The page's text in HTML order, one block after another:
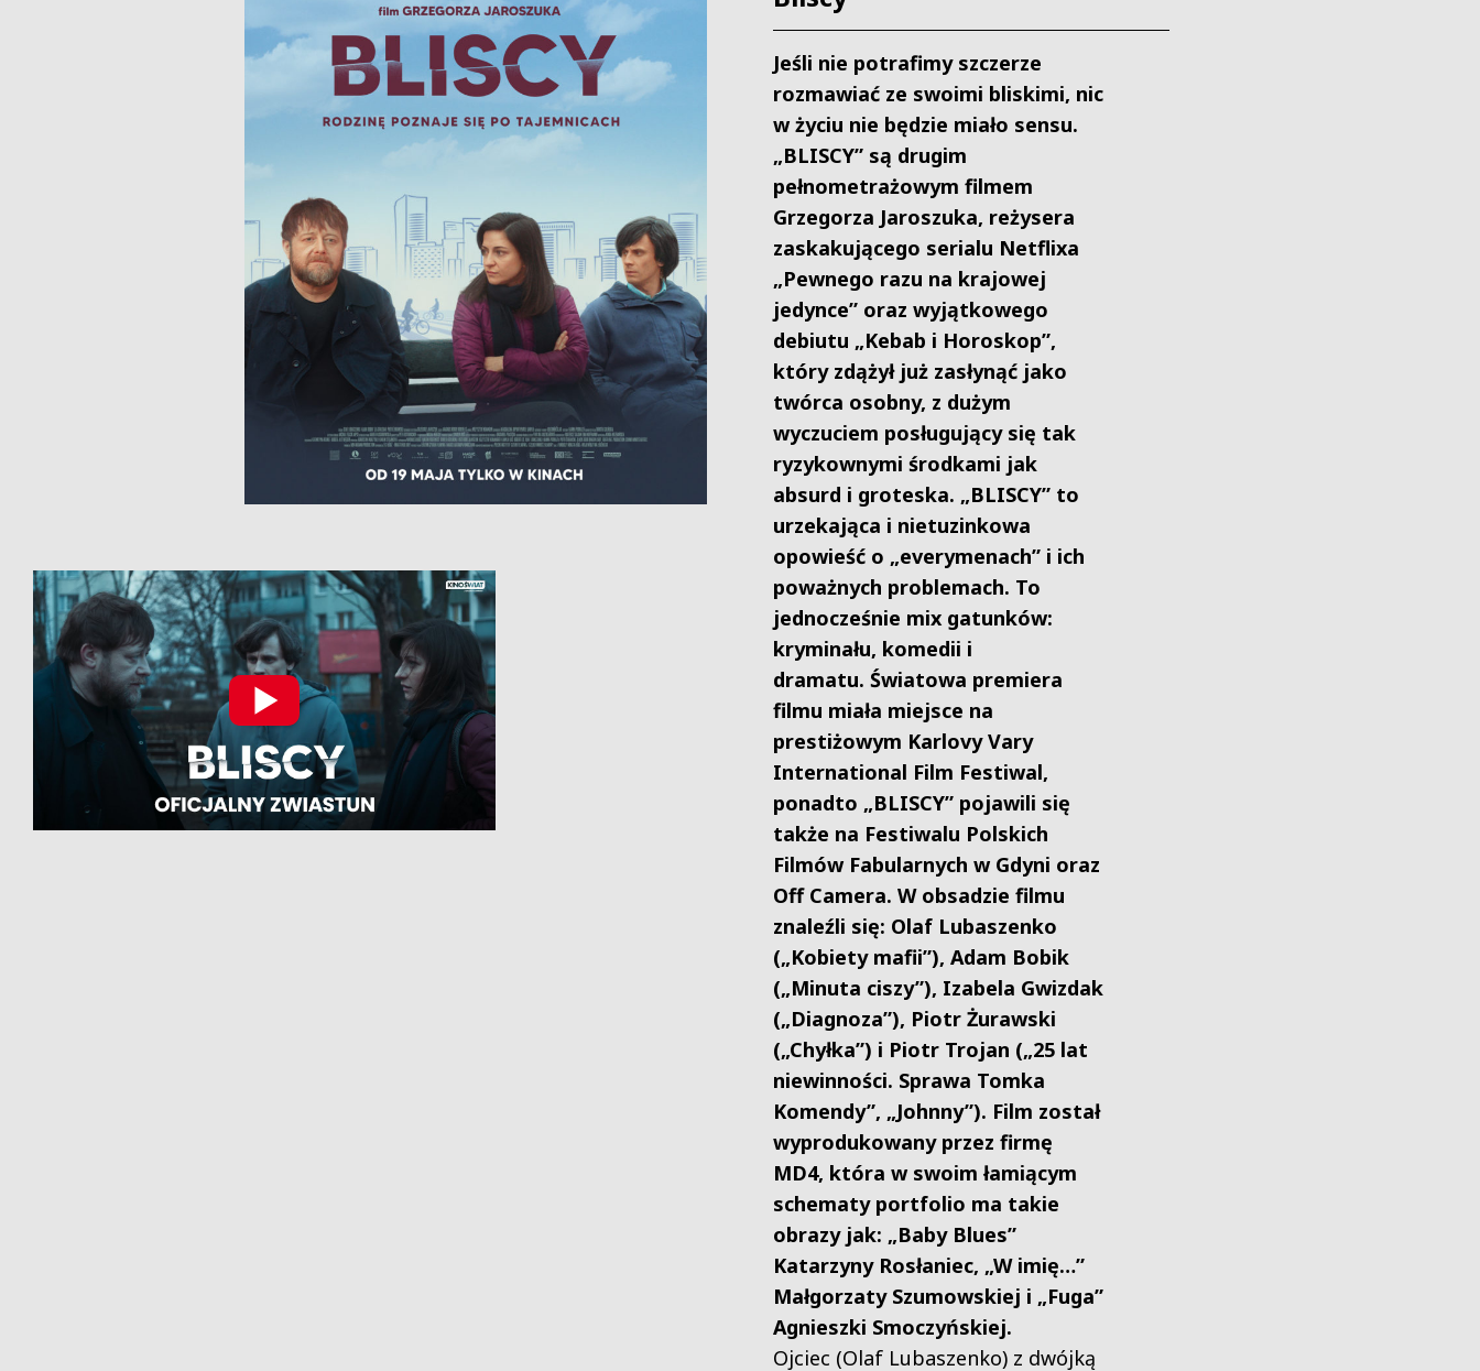
Jeśli nie potrafimy szczerze
rozmawiać ze swoimi bliskimi, nic
w życiu nie będzie miało sensu.
„BLISCY” są drugim
pełnometrażowym filmem
Grzegorza Jaroszuka, reżysera
zaskakującego serialu Netflixa
„Pewnego razu na krajowej
jedynce” oraz wyjątkowego
debiutu „Kebab i Horoskop”,
który zdążył już zasłynąć jako
twórca osobny, z dużym
wyczuciem posługujący się tak
ryzykownymi środkami jak
absurd i groteska. „BLISCY” to
urzekająca i nietuzinkowa
opowieść o „everymenach” i ich
poważnych problemach. To
jednocześnie mix gatunków:
kryminału, komedii i
dramatu. Światowa premiera
filmu miała miejsce na
prestiżowym Karlovy Vary
International Film Festiwal,
ponadto „BLISCY” pojawili się
także na Festiwalu Polskich
Filmów Fabularnych w Gdyni oraz
Off Camera. W obsadzie filmu
znaleźli się: Olaf Lubaszenko
(„Kobiety mafii”), Adam Bobik
(„Minuta ciszy”), Izabela Gwizdak
(„Diagnoza”), Piotr Żurawski
(„Chyłka”) i Piotr Trojan („25 lat
niewinności. Sprawa Tomka
Komendy”, „Johnny”). Film został
wyprodukowany przez firmę
MD4, która w swoim łamiącym
schematy portfolio ma takie
obrazy jak: „Baby Blues”
Katarzyny Rosłaniec, „W imię…”
Małgorzaty Szumowskiej i „Fuga”
Agnieszki Smoczyńskiej.
Ojciec (Olaf Lubaszenko) z dwójką